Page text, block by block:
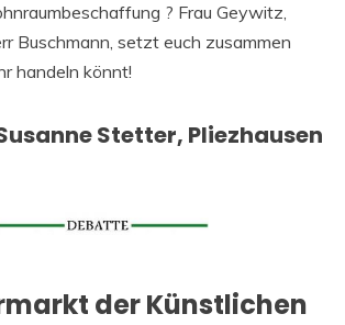
? Frau Geywitz,
Buschmann, setzt euch zusammen
handeln könnt!
Stetter, Pliezhausen
der Künstlichen